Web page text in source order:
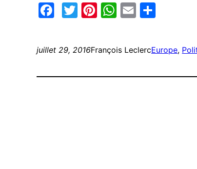
Facebook
Twitter
Pinterest
WhatsApp
Email
juillet 29, 2016François LeclercEurope,